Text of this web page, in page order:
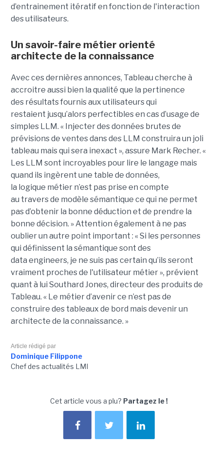
d’entrainement itératif en fonction de l'interaction
des utilisateurs.
Un savoir-faire métier orienté
architecte de la connaissance
Avec ces dernières annonces, Tableau cherche à
accroitre aussi bien la qualité que la pertinence
desrésultats fournis aux utilisateurs qui
restaient jusqu’alors perfectiblesen cas d’usage de
simples LLM. « Injecterdes données brutes de
prévisions de ventes dans des LLM construira un joli
tableau mais qui sera inexact », assure Mark Recher. «
Les LLM sont incroyables pour lire le langage mais
quand ils ingèrent une table de données,
la logique métier n’est pas prise en compte
au travers de modèle sémantique ce qui ne permet
pas d’obtenir la bonne déduction et de prendre la
bonne décision. »Attention également à ne pas
oublier un autre point important : « Si les personnes
qui définissent la sémantique sont des
data engineers, je ne suis pas certain qu’ils seront
vraiment proches de l'utilisateur métier », prévient
quant à lui Southard Jones, directeur des produits de
Tableau. « Le métier d’avenir ce n’est pas de
construire des tableaux de bord mais devenir un
architecte de la connaissance. »
Article rédigé par
Dominique Filippone
Chef des actualités LMI
Cet article vous a plu? Partagez le !